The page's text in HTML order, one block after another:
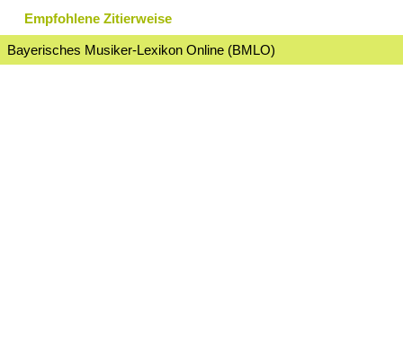
Empfohlene Zitierweise
Bayerisches Musiker-Lexikon Online (BMLO)